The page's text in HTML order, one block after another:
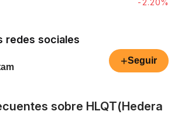
-2.20%
redes sociales
+Seguir
sobre HLQT(Hedera